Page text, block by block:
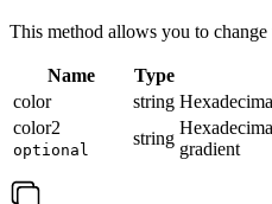
This method allows you to
Name Type
color
string
color2
optional
string
gradient